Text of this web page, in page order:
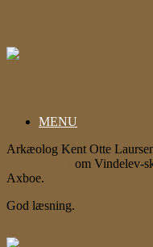
MENU
Arkæolog Kent Otte
om Vindelev-
Axboe.
God læsning.